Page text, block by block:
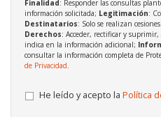
Finalidad: Responder las consultas
información solicitada; Legitimación:
Destinatarios: Solo se realizan
Derechos: Acceder, rectificar y suprimir,
indica en la información adicional;
consultar la información completa de
de Privacidad.
He leído y acepto la Política